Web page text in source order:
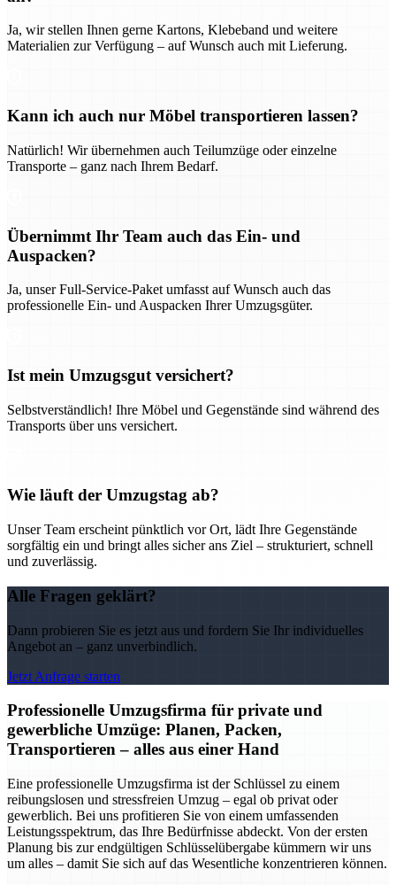
Ja, wir stellen Ihnen gerne Kartons, Klebeband und weitere
Materialien zur Verfügung – auf Wunsch auch mit Lieferung.
Kann ich auch nur Möbel transportieren lassen?
Natürlich! Wir übernehmen auch Teilumzüge oder einzelne
Transporte – ganz nach Ihrem Bedarf.
Übernimmt Ihr Team auch das Ein- und
Auspacken?
Ja, unser Full-Service-Paket umfasst auf Wunsch auch das
professionelle Ein- und Auspacken Ihrer Umzugsgüter.
Ist mein Umzugsgut versichert?
Selbstverständlich! Ihre Möbel und Gegenstände sind während des
Transports über uns versichert.
Wie läuft der Umzugstag ab?
Unser Team erscheint pünktlich vor Ort, lädt Ihre Gegenstände
sorgfältig ein und bringt alles sicher ans Ziel – strukturiert, schnell
und zuverlässig.
Alle Fragen geklärt?
Dann probieren Sie es jetzt aus und fordern Sie Ihr individuelles
Angebot an – ganz unverbindlich.
Jetzt Anfrage starten
Professionelle Umzugsfirma für private und
gewerbliche Umzüge: Planen, Packen,
Transportieren – alles aus einer Hand
Eine professionelle Umzugsfirma ist der Schlüssel zu einem
reibungslosen und stressfreien Umzug – egal ob privat oder
gewerblich. Bei uns profitieren Sie von einem umfassenden
Leistungsspektrum, das Ihre Bedürfnisse abdeckt. Von der ersten
Planung bis zur endgültigen Schlüsselübergabe kümmern wir uns
um alles – damit Sie sich auf das Wesentliche konzentrieren können.